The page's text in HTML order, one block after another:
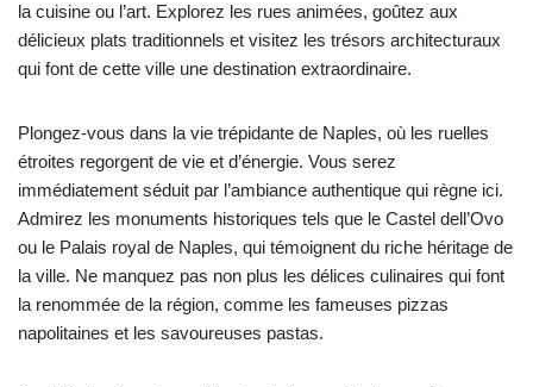
la cuisine ou l’art. Explorez les rues animées, goûtez aux
délicieux plats traditionnels et visitez les trésors architecturaux
qui font de cette ville une destination extraordinaire.
Plongez-vous dans la vie trépidante de Naples, où les ruelles
étroites regorgent de vie et d’énergie. Vous serez
immédiatement séduit par l’ambiance authentique qui règne ici.
Admirez les monuments historiques tels que le Castel dell’Ovo
ou le Palais royal de Naples, qui témoignent du riche héritage de
la ville. Ne manquez pas non plus les délices culinaires qui font
la renommée de la région, comme les fameuses pizzas
napolitaines et les savoureuses pastas.